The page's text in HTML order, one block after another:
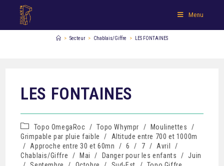
Menu
> Secteur > Chablais/Giffre > LES FONTAINES
LES FONTAINES
Topo OmegaRoc / Topo Whympr / Moulinettes
/
Grimpable par pluie faible
/
Altitude entre 700 et 1000m
/
Approche entre 30 et 60mn / 6 / 7 / Avril
/
Chablais/Giffre
/ Mai / Danger pour les enfants / Juin